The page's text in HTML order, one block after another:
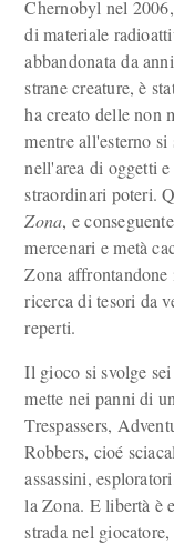
Chernobyl nel
di materiale
abbandonata da
strane creature, è
ha creato delle non
mentre all'esterno
nell'area di oggetti
straordinari poteri.
Zona, e
mercenari e metà
Zona
ricerca di tesori da
reperti.
Il gioco si svolge
mette nei panni di
Trespassers,
Robbers, cioé
assassini,
la Zona. E libertà è
strada nel